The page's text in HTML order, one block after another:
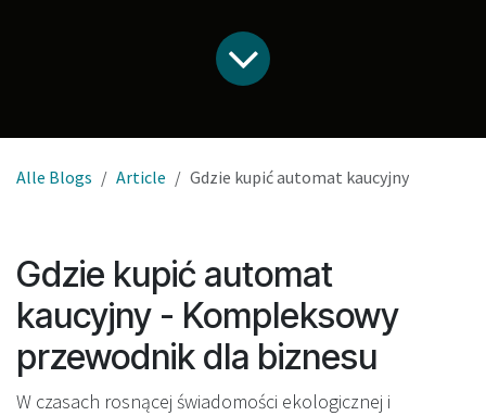
Alle Blogs Article Gdzie kupić automat kaucyjny
Gdzie kupić automat
kaucyjny - Kompleksowy
przewodnik dla biznesu
W czasach rosnącej świadomości ekologicznej i